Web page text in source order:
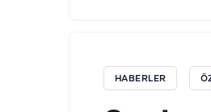
HABERLER